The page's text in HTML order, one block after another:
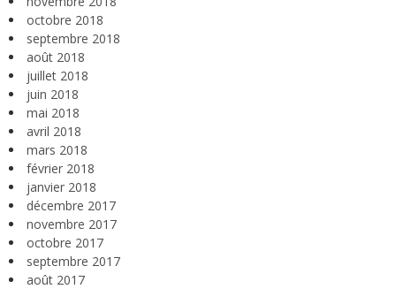
octobre 2018
septembre 2018
août 2018
juillet 2018
juin 2018
mai 2018
avril 2018
mars 2018
février 2018
janvier 2018
décembre 2017
novembre 2017
octobre 2017
septembre 2017
août 2017